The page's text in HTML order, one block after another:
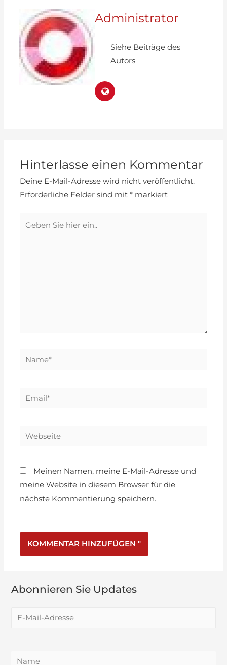
Administrator
Siehe Beiträge des
Autors
Hinterlasse einen Kommentar
Deine E-Mail-Adresse wird nicht veröffentlicht.
Erforderliche Felder sind mit* markiert
Meinen Namen, meine E-Mail-Adresse und
meine Website in diesem Browser für die
nächste Kommentierung speichern.
Abonnieren Sie Updates